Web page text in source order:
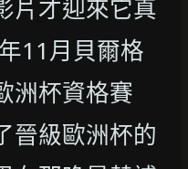
片才迎來它真
11月貝爾格
洲杯資格賽
晉級歐洲杯的